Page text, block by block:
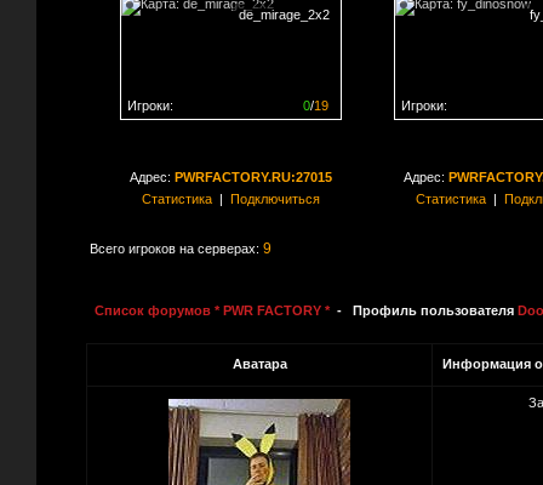
de_mirage_2x2
0/19
Игроки:
Игроки:
Адрес: PWRFACTORY.RU:27015
Статистика| Подключиться
Адрес:
Статистика|
Всего игроков на серверах: 9
Список форумов * PWR FACTORY * - Профиль пользователя
Аватара Информация о